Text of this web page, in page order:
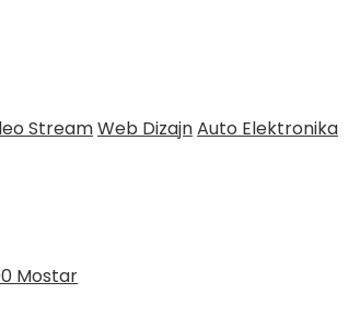
StreamWeb DizajnAuto Elektronika
Mostar